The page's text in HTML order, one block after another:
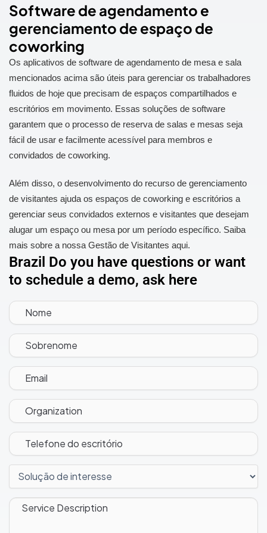
Software de agendamento e
gerenciamento de espaço de
coworking
Os aplicativos de software de agendamento de mesa e sala
mencionados acima são úteis para gerenciar os trabalhadores
fluidos de hoje que precisam de espaços compartilhados e
escritórios em movimento. Essas soluções de software
garantem que o processo de reserva de salas e mesas seja
fácil de usar e facilmente acessível para membros e
convidados de coworking.
Além disso, o desenvolvimento do recurso de gerenciamento
de visitantes ajuda os espaços de coworking e escritórios a
gerenciar seus convidados externos e visitantes que desejam
alugar um espaço ou mesa por um período específico. Saiba
mais sobre a nossa Gestão de Visitantes aqui.
Brazil Do you have questions or want
to schedule a demo, ask here